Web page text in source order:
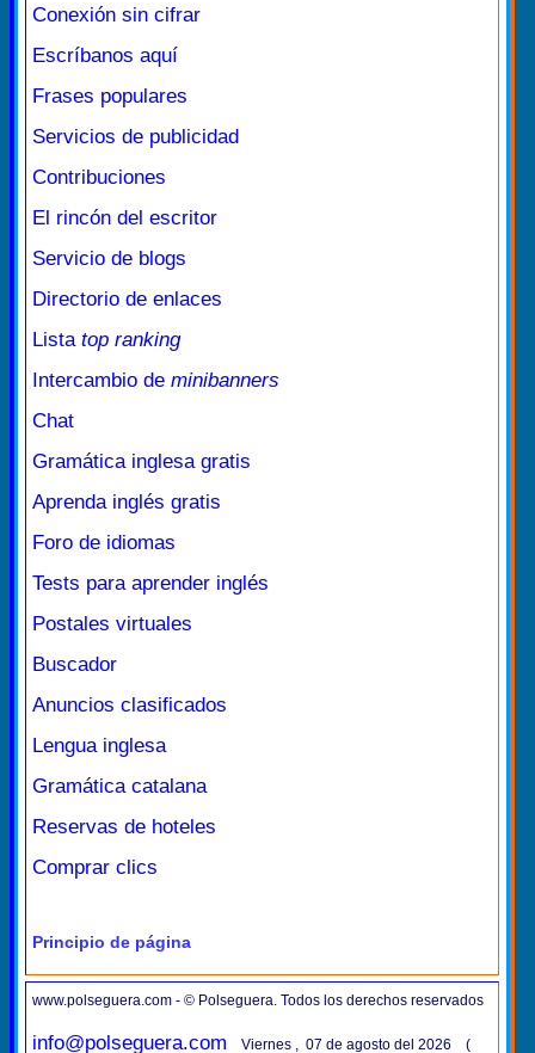
Conexión sin cifrar
Escríbanos aquí
Frases populares
Servicios de publicidad
Contribuciones
El rincón del escritor
Servicio de blogs
Directorio de enlaces
Lista top ranking
Intercambio de minibanners
Chat
Gramática inglesa gratis
Aprenda inglés gratis
Foro de idiomas
Tests para aprender inglés
Postales virtuales
Buscador
Anuncios clasificados
Lengua inglesa
Gramática catalana
Reservas de hoteles
Comprar clics
Principio de página
www.polseguera.com - © Polseguera. Todos los derechos reservados
info@polseguera.com Viernes , 07 de agosto del 2026 (